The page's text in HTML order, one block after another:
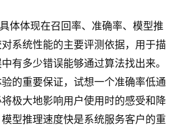
具体体现在召回率、准确率、模型推
系统性能的主要评测依据，用于描
有多少错误能够通过算法找出来。
的重要保证，试想一个准确率低通
极大地影响用户使用时的感受和降
型推理速度快是系统服务客户的重